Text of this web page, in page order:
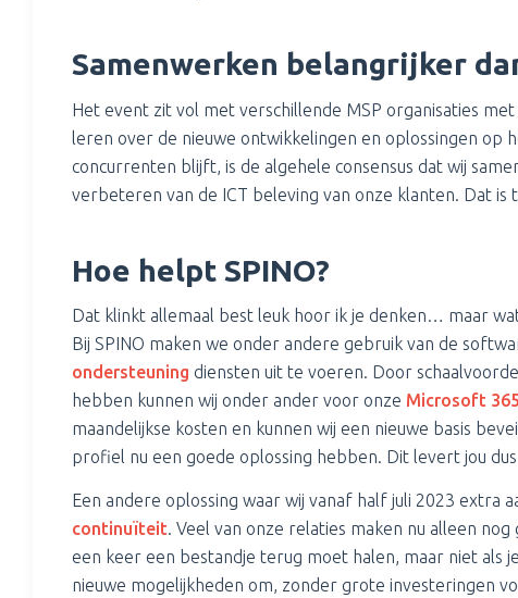
Samenwerken belangrijker
Het event zit vol met verschillende MSP organisaties
leren over de nieuwe ontwikkelingen en oplossingen op
concurrenten blijft, is de algehele consensus dat wij
verbeteren van de ICT beleving van onze klanten. Dat
Hoe helpt SPINO?
Dat klinkt allemaal best leuk hoor ik je denken… maar
Bij SPINO maken we onder andere gebruik van de
ondersteuning diensten uit te voeren. Door
hebben kunnen wij onder ander voor onze Microsoft 365
maandelijkse kosten en kunnen wij een nieuwe basis
profiel nu een goede oplossing hebben. Dit levert jou
Een andere oplossing waar wij vanaf half juli 2023 extra
continuïteit. Veel van onze relaties maken nu alleen
een keer een bestandje terug moet halen, maar niet als
nieuwe mogelijkheden om, zonder grote investeringen